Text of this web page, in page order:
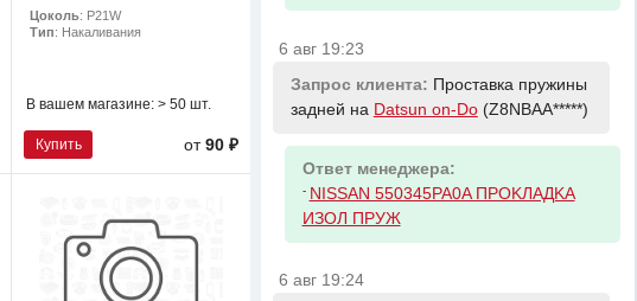
Цоколь: P21W
Тип: Накаливания
В вашем магазине: > 50 шт.
Купить от 90 ₽
6 авг 19:23
Запрос клиента: Проставка пружины
задней на Datsun on-Do(Z8NBAA*****)
Ответ менеджера:
- NISSAN 550345PA0A ПPOKЛAДKA
ИЗOЛ ПPУЖ
6 авг 19:24